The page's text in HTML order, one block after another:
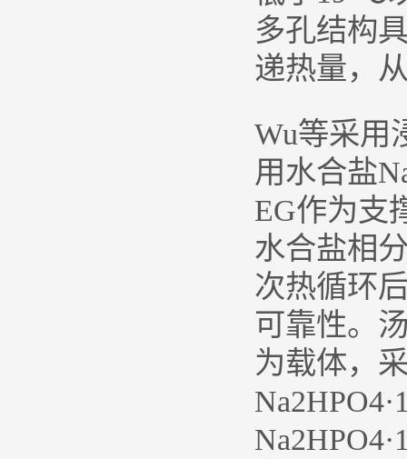
多孔结构
递热量，
Wu等采用
用水合盐
EG作为支
水合盐相
次热循环
可靠性。
为载体，